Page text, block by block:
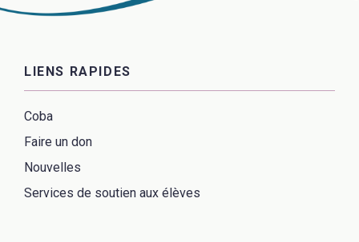
LIENS RAPIDES
Coba
Faire un don
Nouvelles
Services de soutien aux élèves